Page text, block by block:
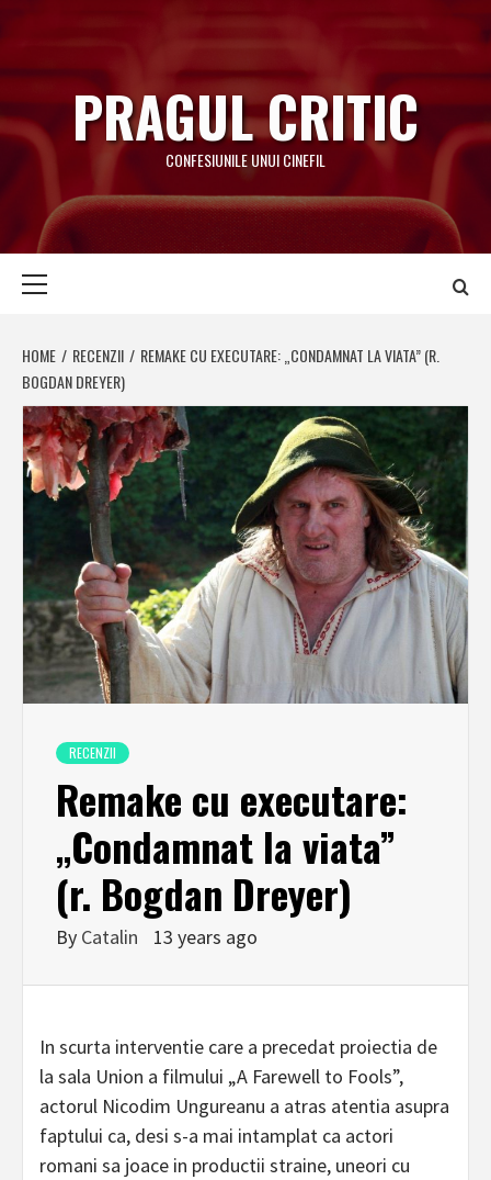
to
content
PRAGUL CRITIC
CONFESIUNILE UNUI CINEFIL
HOME RECENZII
REMAKE CU EXECUTARE: „CONDAMNAT LA VIATA” (R.
BOGDAN DREYER)
RECENZII
Remake cu executare:
„Condamnat la viata”
(r. Bogdan Dreyer)
By Catalin 13 years ago
In scurta interventie care a precedat proiectia de
la sala Union a filmului „A Farewell to Fools”,
actorul Nicodim Ungureanu a atras atentia asupra
faptului ca, desi s-a mai intamplat ca actori
romani sa joace in productii straine, uneori cu